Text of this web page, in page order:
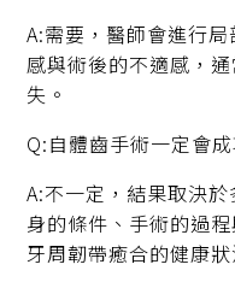
A:需要，醫師會進行
感與術後的不適感，
失。
Q:自體齒手術一定會
A:不一定，結果取決
身的條件、手術的過
牙周韌帶癒合的健康